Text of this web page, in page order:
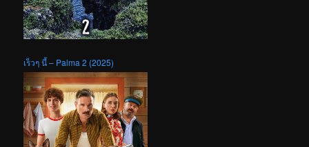
เร็วๆ นี้ – Palma 2 (2025)